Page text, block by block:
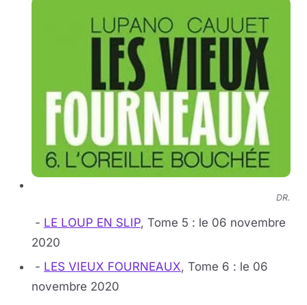
DR.
- LE LOUP EN SLIP, Tome 5 : le 06 novembre
2020
- LES VIEUX FOURNEAUX, Tome 6 : le 06
novembre 2020